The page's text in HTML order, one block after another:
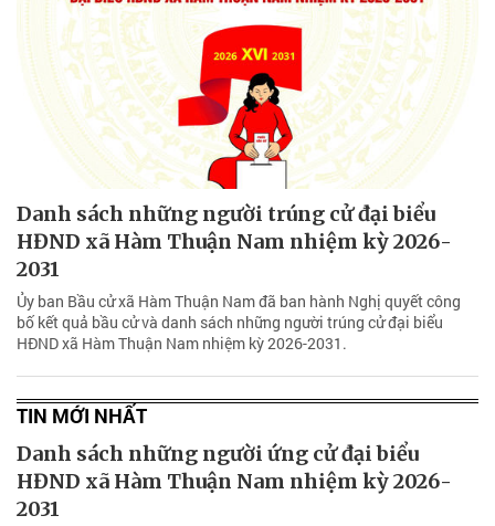
Danh sách những người trúng cử đại biểu
HĐND xã Hàm Thuận Nam nhiệm kỳ 2026-
2031
Ủy ban Bầu cử xã Hàm Thuận Nam đã ban hành Nghị quyết công
bố kết quả bầu cử và danh sách những người trúng cử đại biểu
HĐND xã Hàm Thuận Nam nhiệm kỳ 2026-2031.
TIN MỚI NHẤT
Danh sách những người ứng cử đại biểu
HĐND xã Hàm Thuận Nam nhiệm kỳ 2026-
2031